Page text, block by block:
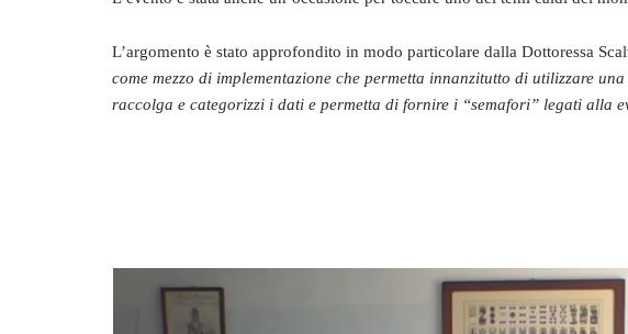
L’argomento è stato approfondito in modo particolare dalla Dottoressa
come mezzo di implementazione che permetta innanzitutto di utilizzare
raccolga e categorizzi i dati e permetta di fornire i “semafori” legati alla